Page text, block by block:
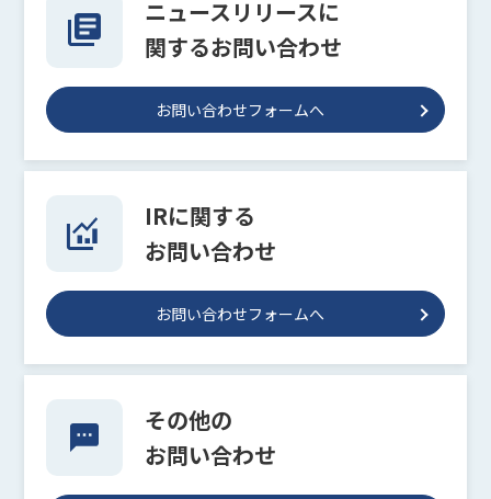
ニュースリリースに
関するお問い合わせ
お問い合わせフォームへ
IRに関する
お問い合わせ
お問い合わせフォームへ
その他の
お問い合わせ